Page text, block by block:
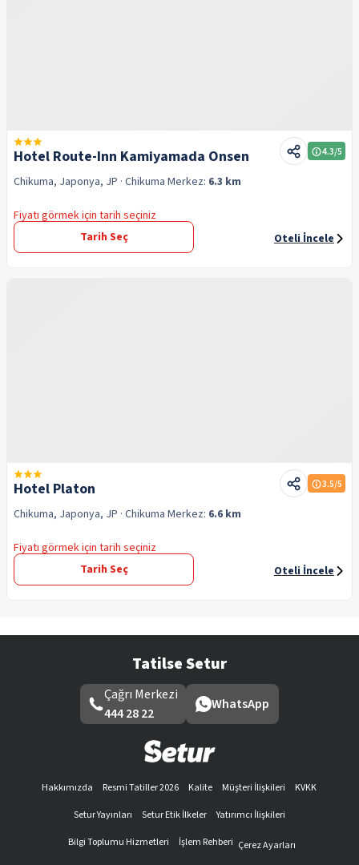
Hotel Route-Inn Kamiyamada Onsen 4.3/5
Chikuma, Japonya, JP · Chikuma Merkez: 6.3 km
Fiyatı görmek için tarih seçiniz
Tarih Seç
Oteli İncele
Hotel Platon 3.5/5
Chikuma, Japonya, JP · Chikuma Merkez: 6.6 km
Fiyatı görmek için tarih seçiniz
Tarih Seç
Oteli İncele
Tatilse Setur
Çağrı Merkezi
444 28 22
WhatsApp
Hakkımızda Resmi Tatiller 2026 Kalite Müşteri İlişkileri
KVKK
Setur Yayınları
Setur Etik İlkeler
Yatırımcı İlişkileri
Bilgi Toplumu Hizmetleri
İşlem Rehberi Çerez Ayarları